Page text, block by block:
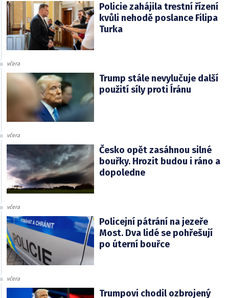
Policie zahájila trestní řízení
kvůli nehodě poslance Filipa
Turka
včera
Trump stále nevylučuje další
použití síly proti Íránu
včera
Česko opět zasáhnou silné
bouřky. Hrozit budou i ráno a
dopoledne
včera
Policejní pátrání na jezeře
Most. Dva lidé se pohřešují
po úterní bouřce
včera
Trumpovi chodil ozbrojený